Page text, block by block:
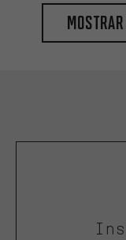
Mostrar